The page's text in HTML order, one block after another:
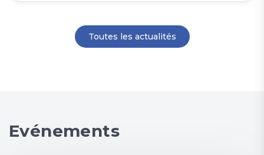
Toutes les actualités
Evénements